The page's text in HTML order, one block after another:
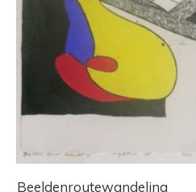
Beeldenroutewandeling